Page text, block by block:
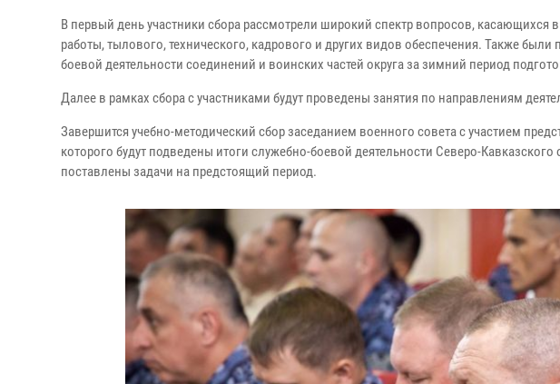
В первый день участники сбора рассмотрели широкий спектр вопросов,
работы, тылового, технического, кадрового и других видов обеспечения. Также
боевой деятельности соединений и воинских частей округа за зимний период
Далее в рамках сбора с участниками будут проведены занятия по направлениям
Завершится учебно-методический сбор заседанием военного совета с участием
которого будут подведены итоги служебно-боевой деятельности Северо-
поставлены задачи на предстоящий период.